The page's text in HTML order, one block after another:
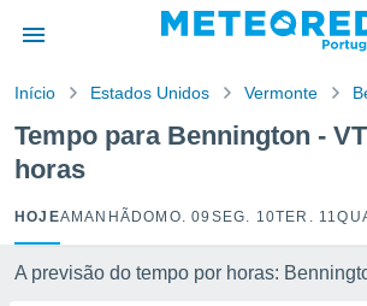
da
foi
para
fornecidas
a este
Início Estados Unidos Vermonte
Tempo para Bennington -
horas
HOJEAMANHÃ DOMO. 09 SEG. 10TER. 11
A previsão do tempo por horas: